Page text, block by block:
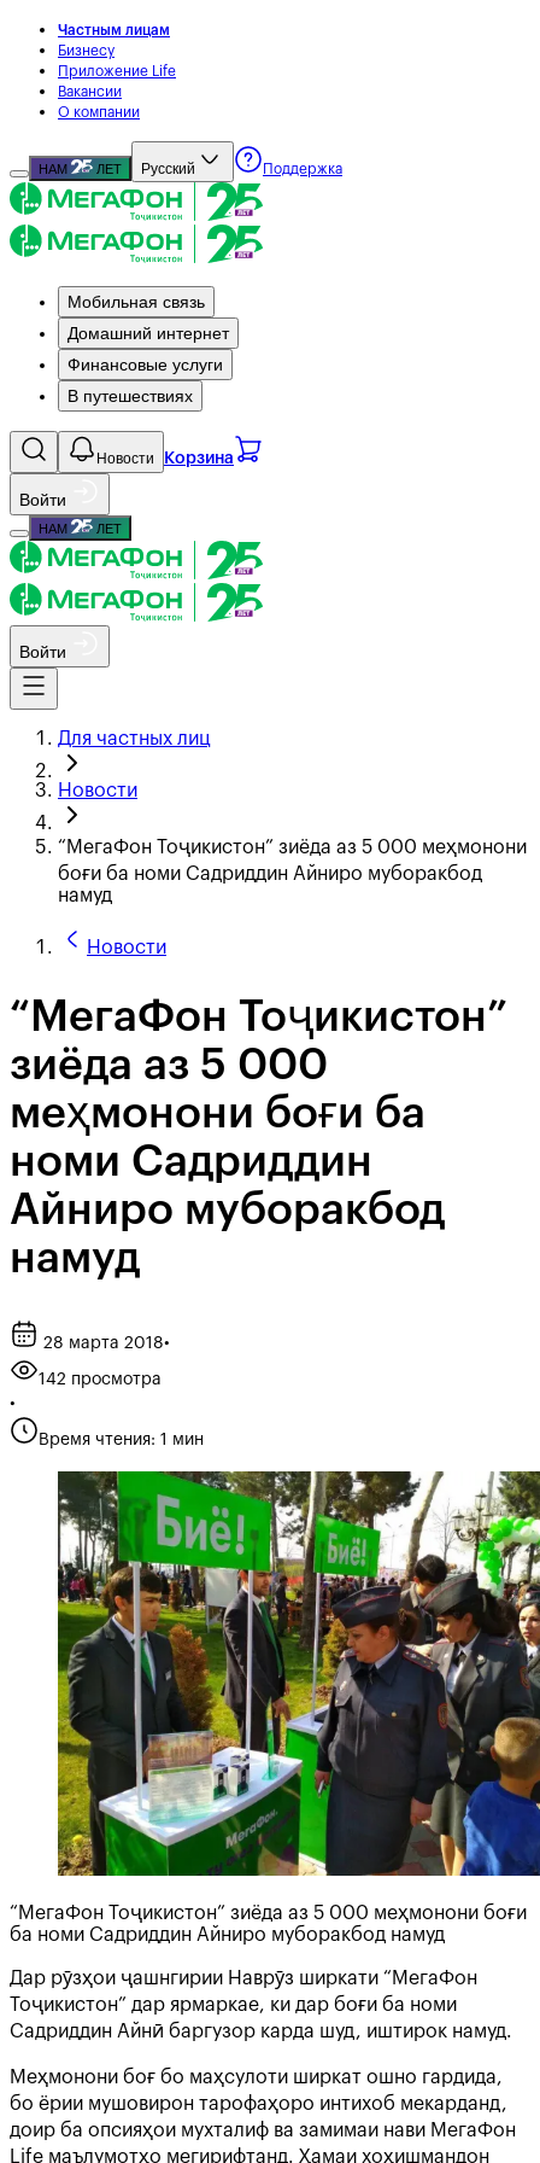
Частным лицам
Бизнесу
Приложение Life
Вакансии
О компании
НАМ ЛЕТ Русский Поддержка
Мобильная связь
Домашний интернет
Финансовые услуги
В путешествиях
Новости Корзина
Войти
НАМ ЛЕТ
Войти
Для частных лиц
Новости
“МегаФон Тоҷикистон” зиёда аз 5 000 меҳмонони
боғи ба номи Садриддин Айниро муборакбод
намуд
Новости
“МегаФон Тоҷикистон”
зиёда аз 5 000
меҳмонони боғи ба
номи Садриддин
Айниро муборакбод
намуд
28 марта 2018•
142 просмотра
•
Время чтения: 1 мин
“МегаФон Тоҷикистон” зиёда аз 5 000 меҳмонони боғи
ба номи Садриддин Айниро муборакбод намуд
Дар рӯзҳои ҷашнгирии Наврӯз ширкати “МегаФон
Тоҷикистон” дар ярмаркае, ки дар боғи ба номи
Садриддин Айнӣ баргузор карда шуд, иштирок намуд.
Меҳмонони боғ бо маҳсулоти ширкат ошно гардида,
бо ёрии мушовирон тарофаҳоро интихоб мекарданд,
доир ба опсияҳои мухталиф ва замимаи нави МегаФон
Life маълумотҳо мегирифтанд. Ҳамаи хоҳишмандон